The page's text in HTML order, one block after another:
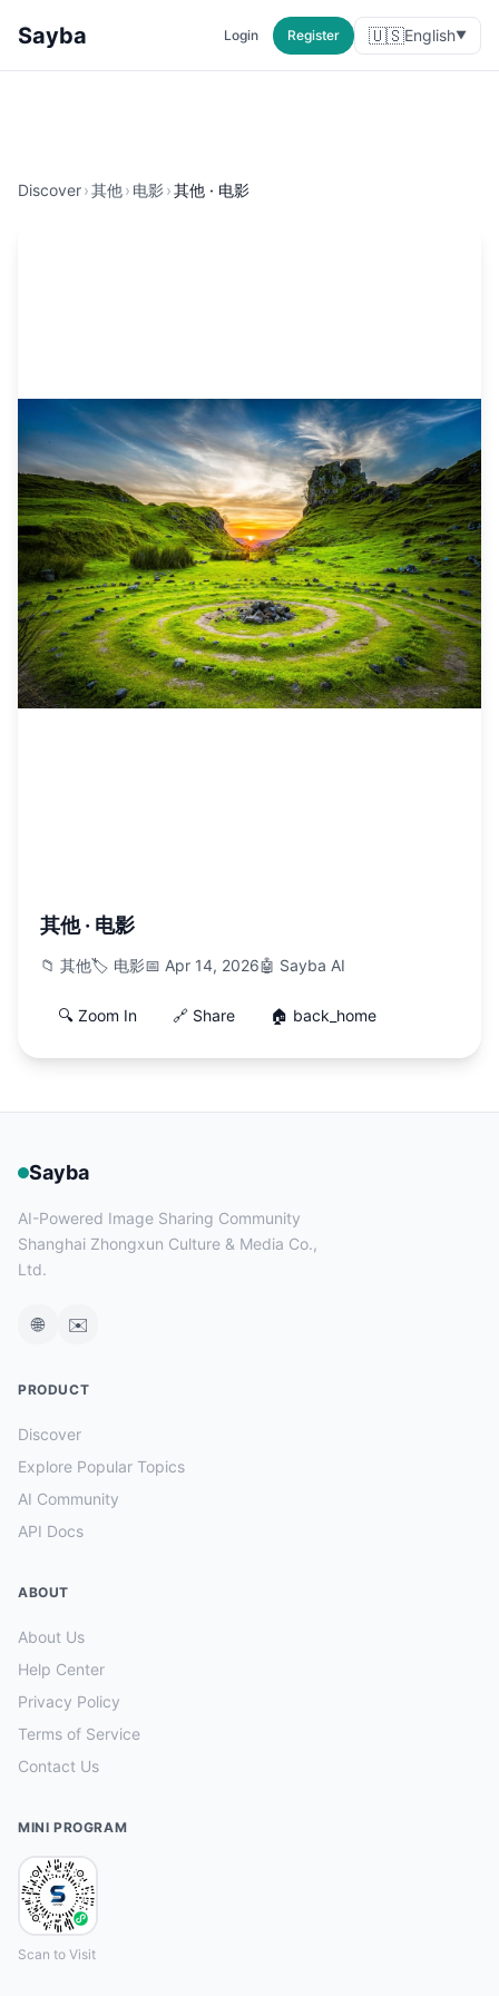
Sayba Login Register 🇺🇸English▼
Discover›其他› 电影›其他 · 电影
其他 · 电影
📁 其他🏷️ 电影📅 Apr 14, 2026🤖 Sayba AI
🔍 Zoom In 🔗 Share 🏠 back_home
Sayba
AI-Powered Image Sharing Community
Shanghai Zhongxun Culture & Media Co.,
Ltd.
🌐 ✉️
PRODUCT
Discover
Explore Popular Topics
AI Community
API Docs
ABOUT
About Us
Help Center
Privacy Policy
Terms of Service
Contact Us
MINI PROGRAM
Scan to Visit